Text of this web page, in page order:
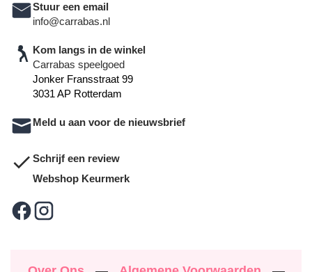
Stuur een email
info@carrabas.nl
Kom langs in de winkel
Carrabas speelgoed
Jonker Fransstraat 99
3031 AP Rotterdam
Meld u aan voor de nieuwsbrief
Schrijf een review
Webshop Keurmerk